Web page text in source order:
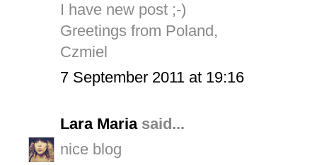
I have new post ;-)
Greetings from Poland,
Czmiel
7 September 2011 at 19:16
Lara Mariasaid...
nice blog